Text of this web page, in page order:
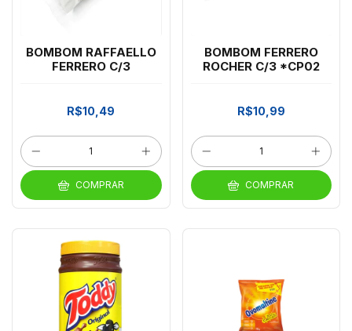
BOMBOM RAFFAELLO
FERRERO C/3
R$10,49
COMPRAR
BOMBOM FERRERO
ROCHER C/3 *CP02
R$10,99
COMPRAR